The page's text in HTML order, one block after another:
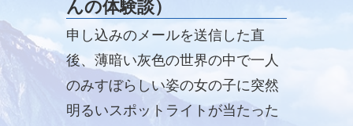
んの体験談）
申し込みのメールを送信した直
後、薄暗い灰色の世界の中で一人
のみすぼらしい姿の女の子に突然
明るいスポットライトが当たった